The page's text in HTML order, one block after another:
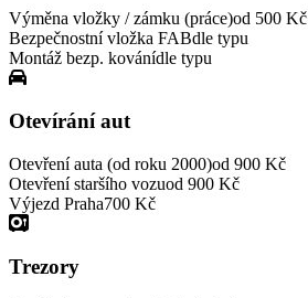
Výměna vložky / zámku (práce)od 500 Kč
Bezpečnostní vložka FABdle typu
Montáž bezp. kovánídle typu
Otevírání aut
Otevření auta (od roku 2000)od 900 Kč
Otevření staršího vozuod 900 Kč
Výjezd Praha700 Kč
Trezory